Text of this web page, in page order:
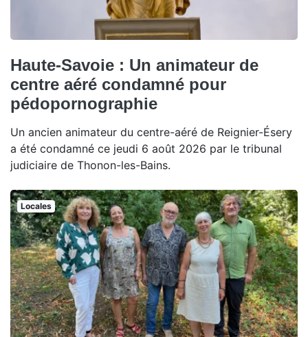
Haute-Savoie : Un animateur de
centre aéré condamné pour
pédopornographie
Un ancien animateur du centre-aéré de Reignier-Ésery
a été condamné ce jeudi 6 août 2026 par le tribunal
judiciaire de Thonon-les-Bains.
Locales